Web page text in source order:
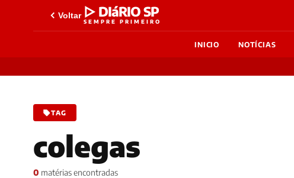
Voltar ▷ DIáRIO SP
SEMPRE PRIMEIRO
INICIO NOTÍCIAS
TAG
colegas
0 matérias encontradas